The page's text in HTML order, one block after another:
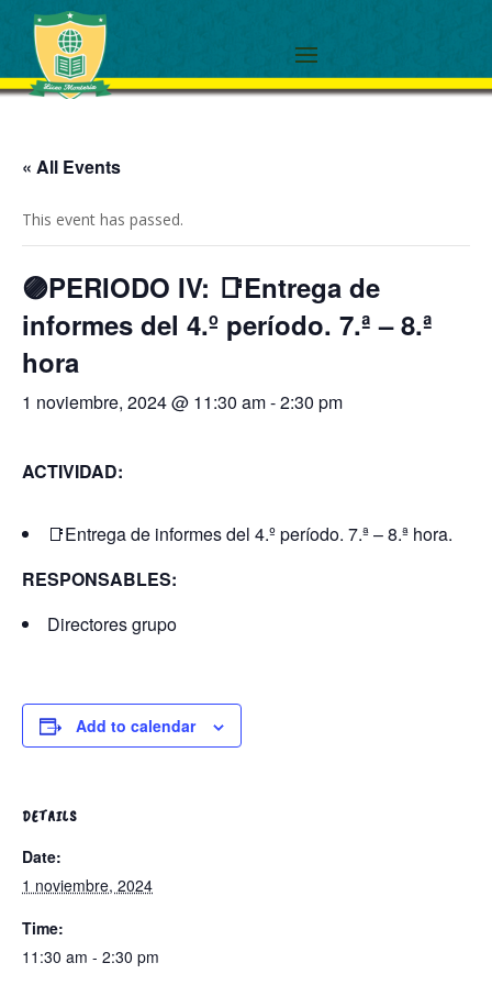
« All Events
This event has passed.
🟣PERIODO IV: 📑Entrega de
informes del 4.º período. 7.ª – 8.ª
hora
1 noviembre, 2024 @ 11:30 am-2:30 pm
ACTIVIDAD:
📑Entrega de informes del 4.º período. 7.ª – 8.ª hora.
RESPONSABLES:
Directores grupo
Add to calendar
DETAILS
Date:
1 noviembre, 2024
Time:
11:30 am - 2:30 pm